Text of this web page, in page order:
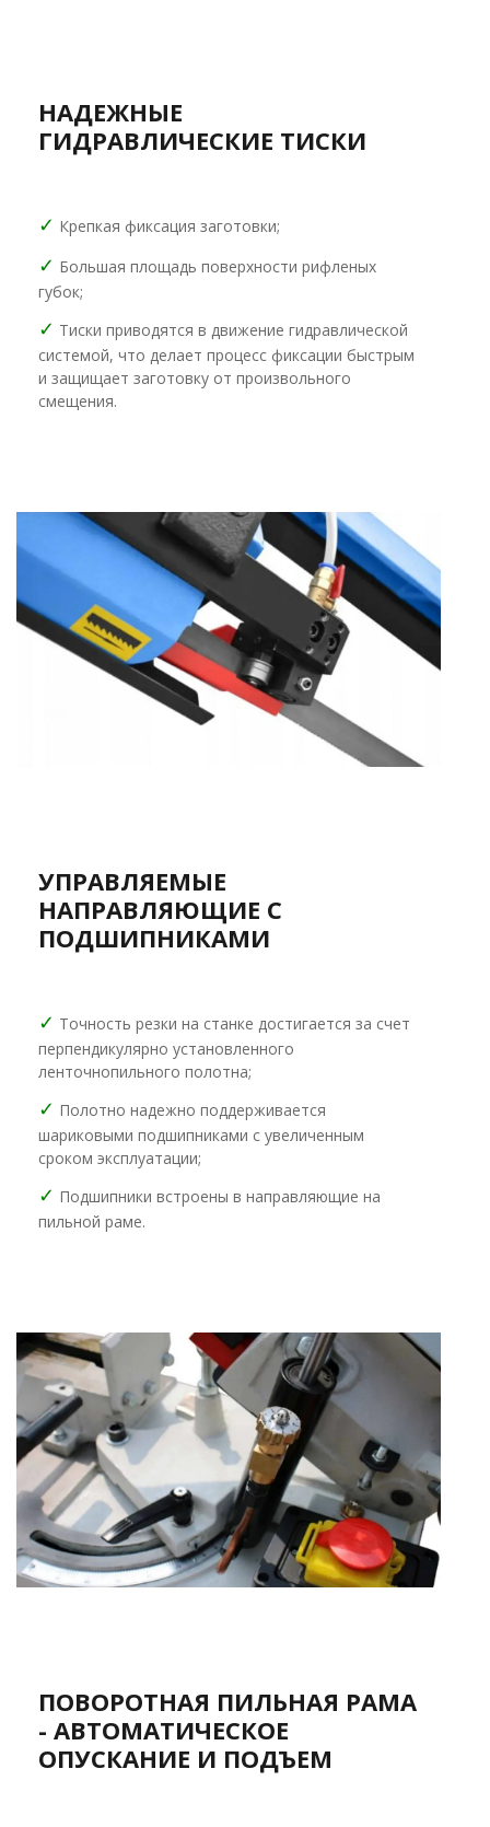
НАДЕЖНЫЕ
ГИДРАВЛИЧЕСКИЕ ТИСКИ
✓ Крепкая фиксация заготовки;
✓ Большая площадь поверхности рифленых
губок;
✓ Тиски приводятся в движение гидравлической
системой, что делает процесс фиксации быстрым
и защищает заготовку от произвольного
смещения.
УПРАВЛЯЕМЫЕ
НАПРАВЛЯЮЩИЕ С
ПОДШИПНИКАМИ
✓ Точность резки на станке достигается за счет
перпендикулярно установленного
ленточнопильного полотна;
✓ Полотно надежно поддерживается
шариковыми подшипниками с увеличенным
сроком эксплуатации;
✓ Подшипники встроены в направляющие на
пильной раме.
ПОВОРОТНАЯ ПИЛЬНАЯ РАМА
- АВТОМАТИЧЕСКОЕ
ОПУСКАНИЕ И ПОДЪЕМ